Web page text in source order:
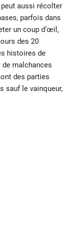
aussi récolter
parfois dans
un coup d’œil,
des 20
histoires de
malchances
des parties
sauf le vainqueur,